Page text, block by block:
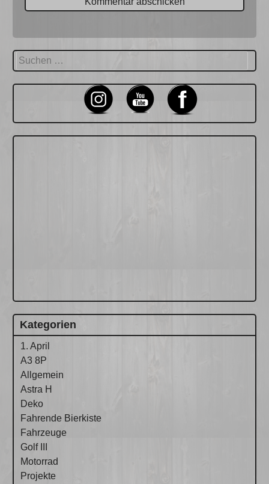
Suchen
nach:
Kategorien
1. April
A3 8P
Allgemein
Astra H
Deko
Fahrende Bierkiste
Fahrzeuge
Golf III
Motorrad
Projekte